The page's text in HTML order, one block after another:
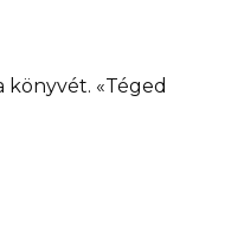
könyvét. «Téged